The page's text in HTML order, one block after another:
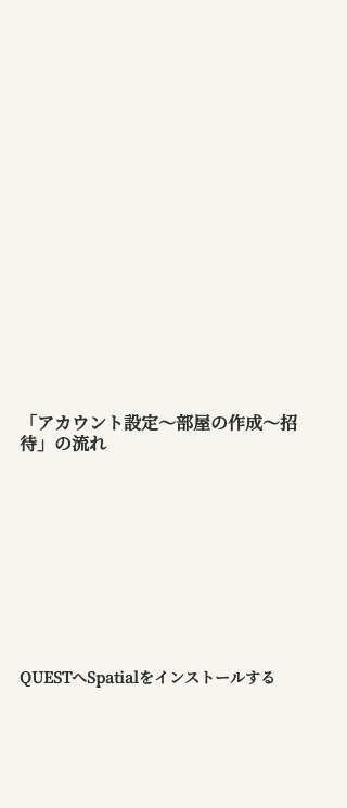
「アカウント設定～部屋の作成～招
待」の流れ
QUESTへSpatialをインストールする